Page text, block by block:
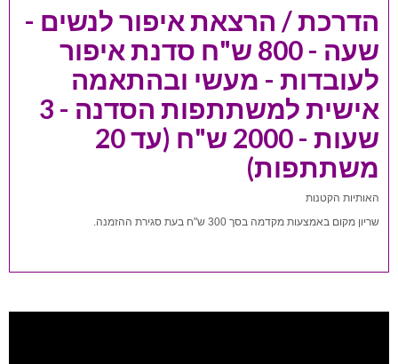
הדרכת / הרצאת איפור לנשים -
שעה - 800 ש"ח סדנת איפור
לעובדות - מעשי ובהתאמה
אישית למשתתפות הסדנה - 3
שעות - 2000 ש"ח (עד 20
משתתפות)
האותיות הקטנות
שריון מקום באמצעות מקדמה בסך 300 ש"ח בעת סגירת ההזמנה.